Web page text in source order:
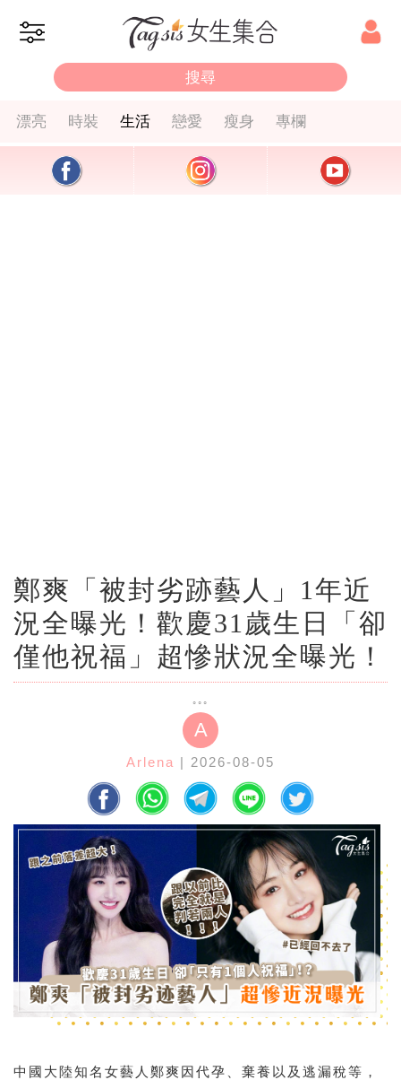
漂亮 時裝 生活 戀愛 瘦身 專欄
鄭爽「被封劣跡藝人」1年近
況全曝光！歡慶31歲生日「卻
僅他祝福」超慘狀況全曝光！
A
Arlena | 2026-08-05
中國大陸知名女藝人鄭爽因代孕、棄養以及逃漏稅等，